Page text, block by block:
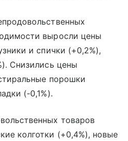
выросли цены
и спички (+0,2%),
Снизились цены
порошки
(-0,1%).
товаров
колготки (+0,4%), новые